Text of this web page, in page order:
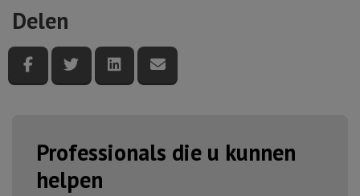
Delen
Deel deze pagina via Facebook
Deel deze pagina via Twitter
Deel deze pagina via LinkedIn
Professionals die u kunnen
helpen